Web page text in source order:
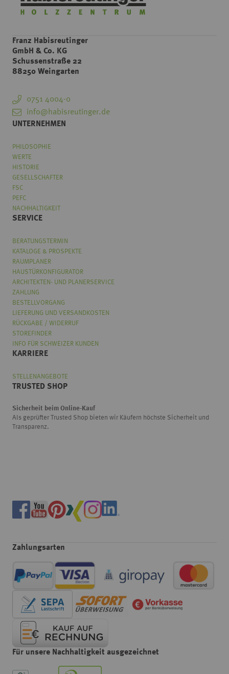
Franz Habisreutinger
GmbH & Co. KG
Schussenstraße 22
88250 Weingarten
0751 4004-0
info@habisreutinger.de
UNTERNEHMEN
PHILOSOPHIE
WERTE
HISTORIE
GESELLSCHAFTER
FSC
PEFC
NACHHALTIGKEIT
SERVICE
BERATUNGSTERMIN
KATALOGE & PROSPEKTE
RAUMPLANER
HAUSTÜRKONFIGURATOR
ARCHITEKTEN- UND PLANERSERVICE
ZAHLUNG
BESTELLVORGANG
LIEFERUNG UND VERSANDKOSTEN
RÜCKGABE / WIDERRUF
STOREFINDER
INFO FÜR SCHWEIZER KUNDEN
KARRIERE
STELLENANGEBOTE
TRUSTED SHOP
Sicherheit beim Online-Kauf
Als geprüfter Trusted Shop bieten wir Käufern höchste Sicherheit und
Transparenz.
Zahlungsarten
Für unsere Nachhaltigkeit ausgezeichnet